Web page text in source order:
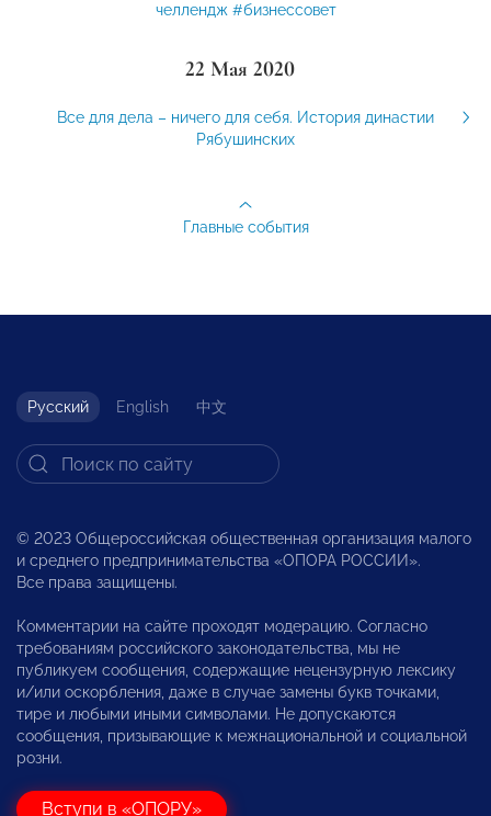
челлендж #бизнессовет
22 Мая 2020
Все для дела – ничего для себя. История династии
Рябушинских
Главные события
Русский English 中文
© 2023 Общероссийская общественная организация малого
и среднего предпринимательства «ОПОРА РОССИИ».
Все права защищены.
Комментарии на сайте проходят модерацию. Согласно
требованиям российского законодательства, мы не
публикуем сообщения, содержащие нецензурную лексику
и/или оскорбления, даже в случае замены букв точками,
тире и любыми иными символами. Не допускаются
сообщения, призывающие к межнациональной и социальной
розни.
Вступи в «ОПОРУ»